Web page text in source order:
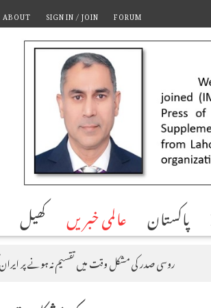
ABOUT SIGN IN / JOIN FORUM
کھیل عالمی خبریں پاکستان
روسی صدر کی مشکل وقت میں تقسیم نہ ہونے پر